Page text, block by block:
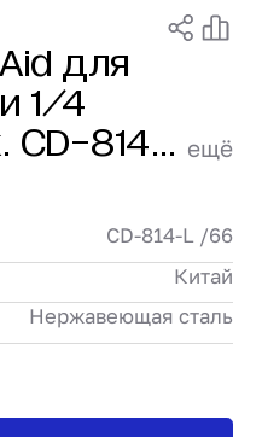
для
1/4
CD-814-Lещё
CD-814-L /66
Китай
Нержавеющая сталь